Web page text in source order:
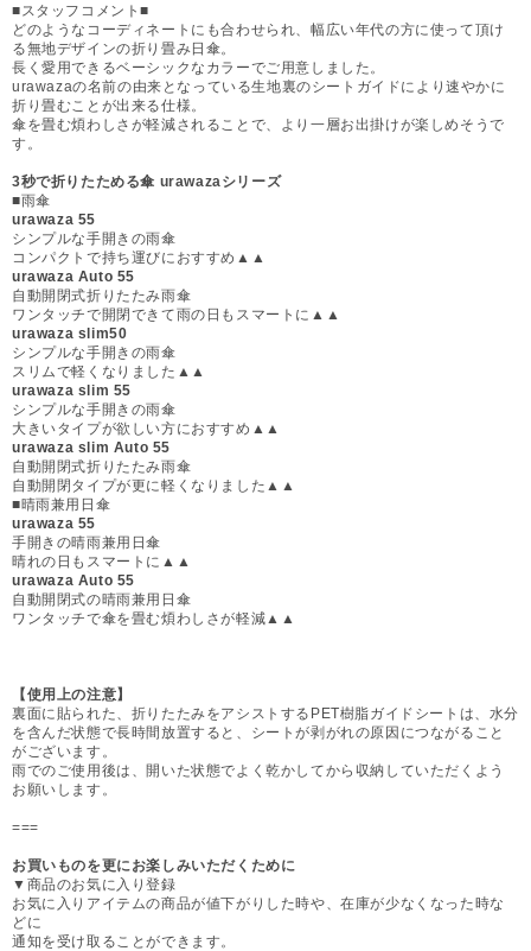
■スタッフコメント■
どのようなコーディネートにも合わせられ、幅広い年代の方に使って頂け
る無地デザインの折り畳み日傘。
長く愛用できるベーシックなカラーでご用意しました。
urawazaの名前の由来となっている生地裏のシートガイドにより速やかに
折り畳むことが出来る仕様。
傘を畳む煩わしさが軽減されることで、より一層お出掛けが楽しめそうで
す。
3秒で折りたためる傘 urawazaシリーズ
■雨傘
urawaza 55
シンプルな手開きの雨傘
コンパクトで持ち運びにおすすめ▲▲
urawaza Auto 55
自動開閉式折りたたみ雨傘
ワンタッチで開閉できて雨の日もスマートに▲▲
urawaza slim50
シンプルな手開きの雨傘
スリムで軽くなりました▲▲
urawaza slim 55
シンプルな手開きの雨傘
大きいタイプが欲しい方におすすめ▲▲
urawaza slim Auto 55
自動開閉式折りたたみ雨傘
自動開閉タイプが更に軽くなりました▲▲
■晴雨兼用日傘
urawaza 55
手開きの晴雨兼用日傘
晴れの日もスマートに▲▲
urawaza Auto 55
自動開閉式の晴雨兼用日傘
ワンタッチで傘を畳む煩わしさが軽減▲▲
【使用上の注意】
裏面に貼られた、折りたたみをアシストするPET樹脂ガイドシートは、水分
を含んだ状態で長時間放置すると、シートが剥がれの原因につながること
がございます。
雨でのご使用後は、開いた状態でよく乾かしてから収納していただくよう
お願いします。
===
お買いものを更にお楽しみいただくために
▼商品のお気に入り登録
お気に入りアイテムの商品が値下がりした時や、在庫が少なくなった時な
どに
通知を受け取ることができます。